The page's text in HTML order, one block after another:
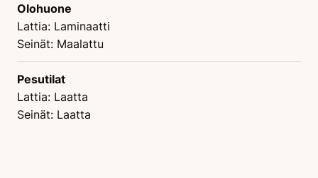
Olohuone
Lattia: Laminaatti
Seinät: Maalattu
Pesutilat
Lattia: Laatta
Seinät: Laatta